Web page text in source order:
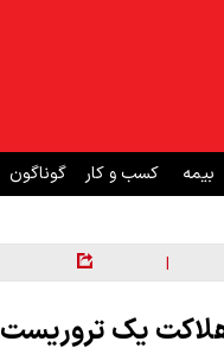
بیمه کسب و کار گوناگون
|
یک تروریست